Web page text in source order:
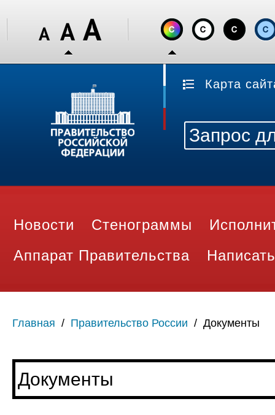
Карта
Новости Стенограммы
Аппарат Правительства
Главная / Правительство России / Документы